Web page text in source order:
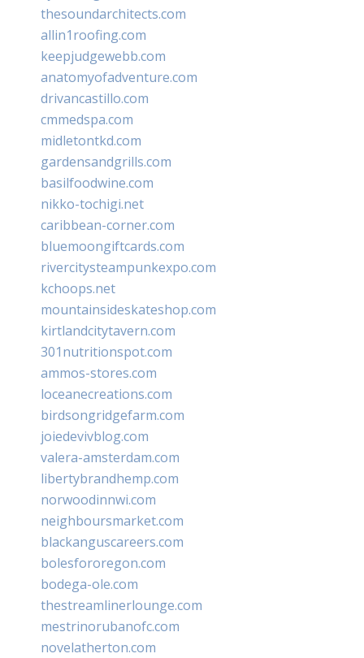
thesoundarchitects.com
allin1roofing.com
keepjudgewebb.com
anatomyofadventure.com
drivancastillo.com
cmmedspa.com
midletontkd.com
gardensandgrills.com
basilfoodwine.com
nikko-tochigi.net
caribbean-corner.com
bluemoongiftcards.com
rivercitysteampunkexpo.com
kchoops.net
mountainsideskateshop.com
kirtlandcitytavern.com
301nutritionspot.com
ammos-stores.com
loceanecreations.com
birdsongridgefarm.com
joiedevivblog.com
valera-amsterdam.com
libertybrandhemp.com
norwoodinnwi.com
neighboursmarket.com
blackanguscareers.com
bolesfororegon.com
bodega-ole.com
thestreamlinerlounge.com
mestrinorubanofc.com
novelatherton.com